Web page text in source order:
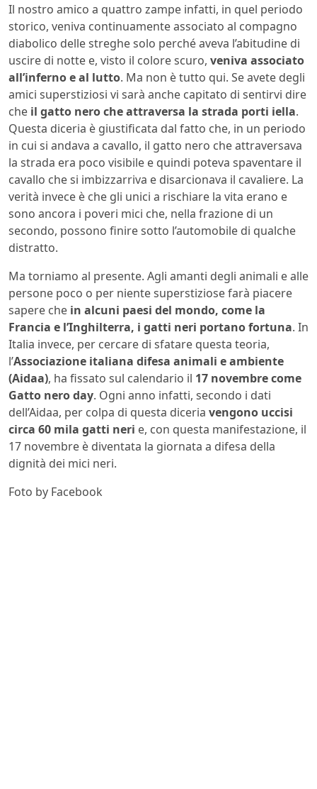
Il nostro amico a quattro zampe infatti, in quel periodo
storico, veniva continuamente associato al compagno
diabolico delle streghe solo perché aveva l’abitudine di
uscire di notte e, visto il colore scuro, veniva associato
all’inferno e al lutto. Ma non è tutto qui. Se avete degli
amici superstiziosi vi sarà anche capitato di sentirvi dire
che il gatto nero che attraversa la strada porti iella.
Questa diceria è giustificata dal fatto che, in un periodo
in cui si andava a cavallo, il gatto nero che attraversava
la strada era poco visibile e quindi poteva spaventare il
cavallo che si imbizzarriva e disarcionava il cavaliere. La
verità invece è che gli unici a rischiare la vita erano e
sono ancora i poveri mici che, nella frazione di un
secondo, possono finire sotto l’automobile di qualche
distratto.
Ma torniamo al presente. Agli amanti degli animali e alle
persone poco o per niente superstiziose farà piacere
sapere che in alcuni paesi del mondo, come la
Francia e l’Inghilterra, i gatti neri portano fortuna. In
Italia invece, per cercare di sfatare questa teoria,
l’Associazione italiana difesa animali e ambiente
(Aidaa), ha fissato sul calendario il 17 novembre come
Gatto nero day. Ogni anno infatti, secondo i dati
dell’Aidaa, per colpa di questa diceria vengono uccisi
circa 60 mila gatti neri e, con questa manifestazione, il
17 novembre è diventata la giornata a difesa della
dignità dei mici neri.
Foto by Facebook